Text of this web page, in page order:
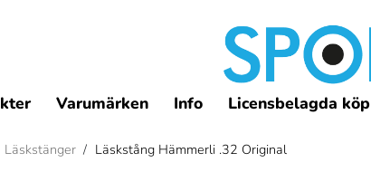
Varumärken Info Licensbelagda köp
Läskstänger / Läskstång Hämmerli .32 Original